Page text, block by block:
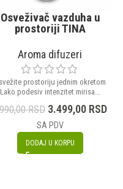
Osveživač vazduha u
prostoriji TINA
Aroma difuzeri
prostoriju jednim okretom
Lako podesiv intenzitet mirisa...
RSD 3.499,00 RSD
SA PDV
DODAJ U KORPU